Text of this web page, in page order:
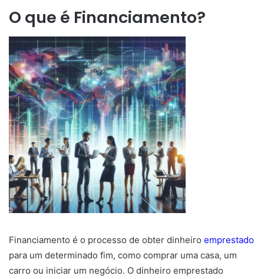
O que é Financiamento?
Financiamento é o processo de obter dinheiro emprestado
para um determinado fim, como comprar uma casa, um
carro ou iniciar um negócio. O dinheiro emprestado